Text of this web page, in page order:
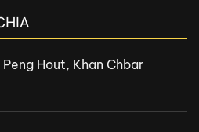
Hout, Khan Chbar